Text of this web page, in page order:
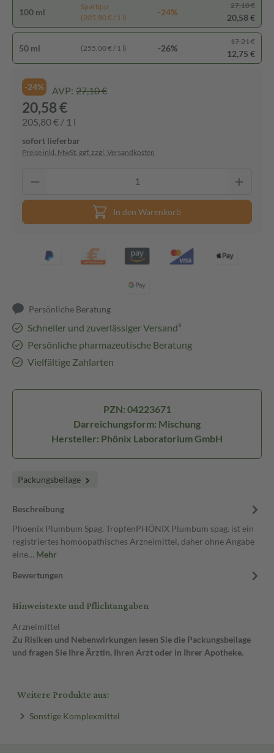
100 ml
Spartipp
(205,80 € / 1 l)
-24%
27,10 €
20,58 €
50 ml (255,00 € / 1 l) -26%
17,21 €
12,75 €
-24% AVP: 27,10 €
20,58 €
205,80 € / 1 l
sofort lieferbar
Preise inkl. MwSt. ggf. zzgl. Versandkosten
In den Warenkorb
Persönliche Beratung
Schneller und zuverlässiger Versand³
Persönliche pharmazeutische Beratung
Vielfältige Zahlarten
PZN: 04223671
Darreichungsform: Mischung
Hersteller: Phönix Laboratorium GmbH
Packungsbeilage
Beschreibung
Phoenix Plumbum Spag. TropfenPHÖNIX Plumbum spag. ist ein
registriertes homöopathisches Arzneimittel, daher ohne Angabe
eine… Mehr
Bewertungen
Hinweistexte und Pflichtangaben
Arzneimittel
Zu Risiken und Nebenwirkungen lesen Sie die Packungsbeilage
und fragen Sie Ihre Ärztin, Ihren Arzt oder in Ihrer Apotheke.
Weitere Produkte aus:
Sonstige Komplexmittel